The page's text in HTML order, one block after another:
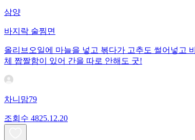
삼양
바지락 술찜면
올리브오일에 마늘을 넣고 볶다가 고추도 썰어넣고
체 짭짤함이 있어 간을 따로 안해도 굿!
차니맘79
조회수 4825.12.20